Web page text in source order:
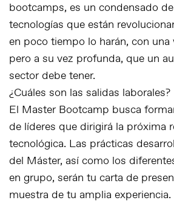
bootcamps, es un condensado
tecnologías que están
en poco tiempo lo harán, con una
pero a su vez profunda, que un
sector debe tener.
¿Cuáles son las salidas laborales?
El Master Bootcamp busca
de líderes que dirigirá la próxima
tecnológica. Las prácticas
del Máster, así como los
en grupo, serán tu carta de
muestra de tu amplia experiencia.